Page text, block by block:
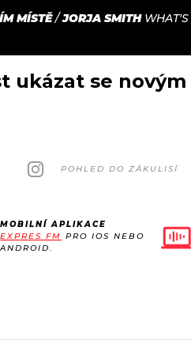
MÍSTĚ/JORJA SMITH
ukázat se
POHLED DO ZÁKULISÍ
MOBILNÍ APLIKACE
EXPRES FM PRO IOS NEBO
ANDROID.